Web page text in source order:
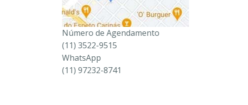
Número de Agendamento
(11) 3522-9515
WhatsApp
(11) 97232-8741